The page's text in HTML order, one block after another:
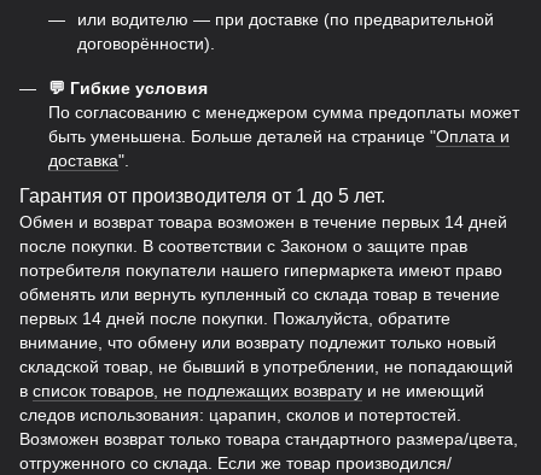
или водителю — при доставке (по предварительной
договорённости).
💬 Гибкие условия
По согласованию с менеджером сумма предоплаты может
быть уменьшена. Больше деталей на странице "Оплата и
доставка".
Гарантия от производителя от 1 до 5 лет.
Обмен и возврат товара возможен в течение первых 14 дней
после покупки. В соответствии с Законом о защите прав
потребителя покупатели нашего гипермаркета имеют право
обменять или вернуть купленный со склада товар в течение
первых 14 дней после покупки. Пожалуйста, обратите
внимание, что обмену или возврату подлежит только новый
складской товар, не бывший в употреблении, не попадающий
в список товаров, не подлежащих возврату и не имеющий
следов использования: царапин, сколов и потертостей.
Возможен возврат только товара стандартного размера/цвета,
отгруженного со склада. Если же товар производился/